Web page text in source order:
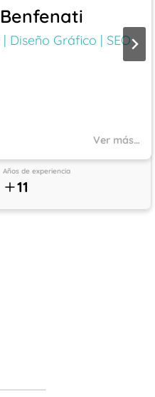
Diseño Gráfico | SEO
Ver más…
Años de experiencia
11